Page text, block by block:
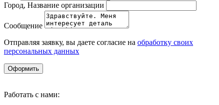
Город, Название организации
Сообщение
Отправляя заявку, вы даете согласие на обработку своих
персональных данных
Оформить
Работать с нами: